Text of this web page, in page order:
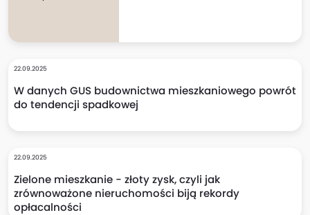
22.09.2025
W danych GUS budownictwa mieszkaniowego powrót
do tendencji spadkowej
22.09.2025
Zielone mieszkanie - złoty zysk, czyli jak
zrównoważone nieruchomości biją rekordy
opłacalności